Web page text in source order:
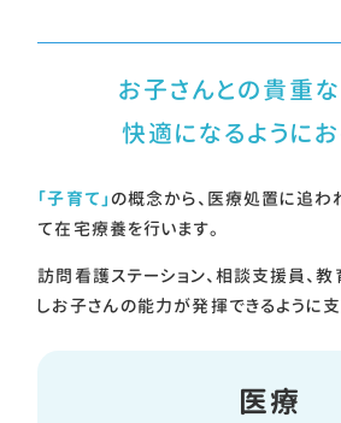
お子さんとの貴重
快適になるように
「子育て」の概念から、医療処置に追わ
て在宅療養を行います。
訪問看護ステーション、相談支援員、
しお子さんの能力が発揮できるように支
医療